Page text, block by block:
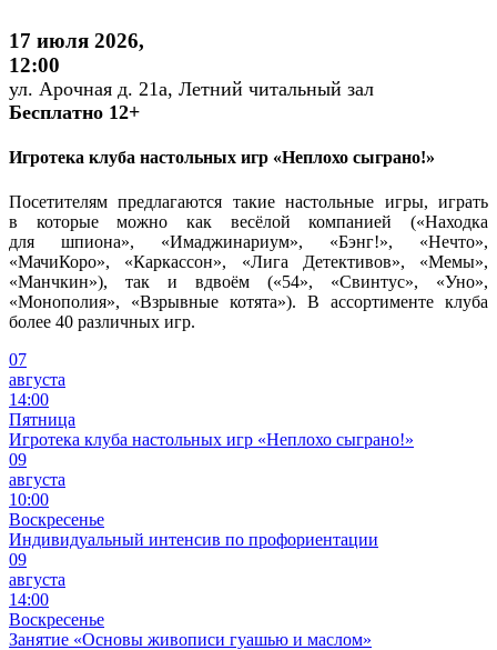
17 июля 2026,
12:00
ул. Арочная д. 21а, Летний читальный зал
Бесплатно 12+
Игротека клуба настольных игр «Неплохо сыграно!»
Посетителям предлагаются такие настольные игры, играть
в которые можно как весёлой компанией («Находка
для шпиона», «Имаджинариум», «Бэнг!», «Нечто»,
«МачиКоро», «Каркассон», «Лига Детективов», «Мемы»,
«Манчкин»), так и вдвоём («54», «Свинтус», «Уно»,
«Монополия», «Взрывные котята»). В ассортименте клуба
более 40 различных игр.
07
августа
14:00
Пятница
Игротека клуба настольных игр «Неплохо сыграно!»
09
августа
10:00
Воскресенье
Индивидуальный интенсив по профориентации
09
августа
14:00
Воскресенье
Занятие «Основы живописи гуашью и маслом»